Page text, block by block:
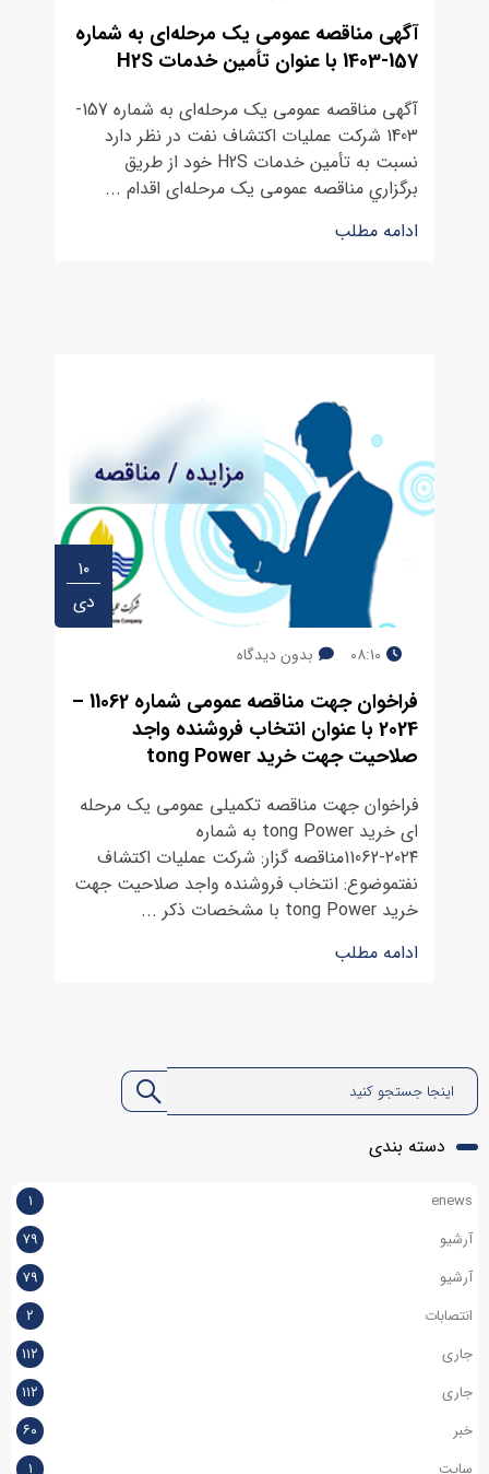
آﮔﻬﯽ مناقصه ﻋﻤﻮﻣﯽ یک مرحله‌ای به شماره
157-1403 با عنوان تأمین خدمات H2S
آﮔﻬﯽ مناقصه ﻋﻤﻮﻣﯽ یک مرحله‌ای به شماره 157-
1403 ﺷﺮﮐﺖ ﻋﻤﻠﯿﺎت اﮐﺘﺸﺎف ﻧﻔﺖ در ﻧﻈﺮ دارد
نسبت به تأمین خدمات H2S خود از ﻃﺮﯾﻖ
ﺑﺮﮔﺰاري مناقصه ﻋﻤﻮﻣﯽ یک مرحله‌ای اﻗﺪام ...
ادامه مطلب
۱۰
دی
۰۸:۱۰ بدون دیدگاه
فراخوان جهت مناقصه عمومی شماره 11062 –
2024 با عنوان انتخاب فروشنده واجد
صلاحیت جهت خرید tong Power
فراخوان جهت مناقصه تکمیلی عمومی یک مرحله
ای خرید tong Power به شماره
۲۰۲۴-11062مناقصه گزار: شرکت عملیات اکتشاف
نفتموضوع: انتخاب فروشنده واجد صلاحیت جهت
خرید tong Power با مشخصات ذکر ...
ادامه مطلب
دسته بندی
enews
۱
آرشیو
۷۹
آرشیو
۷۹
انتصابات
۲
جاری
۱۱۲
جاری
۱۱۲
خبر
۶۰
سایت
۱